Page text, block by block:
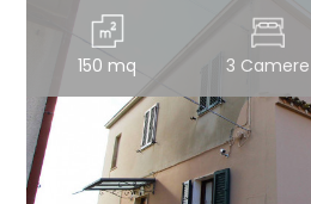
150 mq 3 Camere
Qualsiasi
Residenziali
Commerciali